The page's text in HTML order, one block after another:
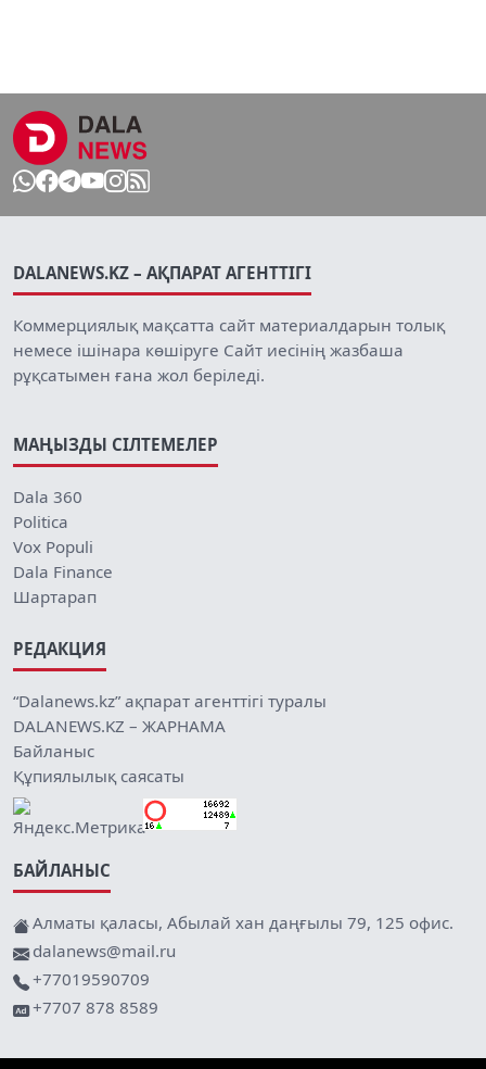
DALANEWS.KZ – АҚПАРАТ АГЕНТТІГІ
Коммерциялық мақсатта сайт материалдарын толық
немесе ішінара көшіруге Сайт иесінің жазбаша
рұқсатымен ғана жол беріледі.
МАҢЫЗДЫ СІЛТЕМЕЛЕР
Dala 360
Politica
Vox Populi
Dala Finance
Шартарап
РЕДАКЦИЯ
“Dalanews.kz” ақпарат агенттігі туралы
DALANEWS.KZ – ЖАРНАМА
Байланыс
Құпиялылық саясаты
БАЙЛАНЫС
Алматы қаласы, Абылай хан даңғылы 79, 125 офис.
dalanews@mail.ru
+77019590709
+7707 878 8589